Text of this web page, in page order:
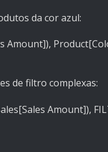
da cor azul:
Amount]),
de filtro complexas:
Amount]),